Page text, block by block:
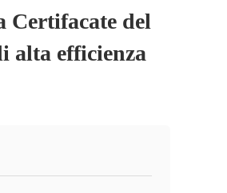
Certifacate del
alta efficienza